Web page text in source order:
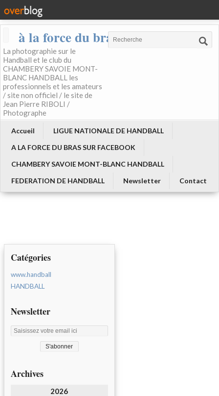
à la force du bras
La photographie sur le
Handball et le club du
CHAMBERY SAVOIE MONT-
BLANC HANDBALL les
professionnels et les amateurs
/ site non officiel / le site de
Jean Pierre RIBOLI /
Photographe
Accueil
LIGUE NATIONALE DE HANDBALL
A LA FORCE DU BRAS SUR FACEBOOK
CHAMBERY SAVOIE MONT-BLANC HANDBALL
FEDERATION DE HANDBALL
Newsletter Contact
Catégories
www.handball
HANDBALL
Newsletter
Archives
2026